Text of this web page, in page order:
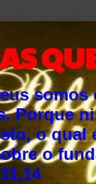
Porque
o qual
o